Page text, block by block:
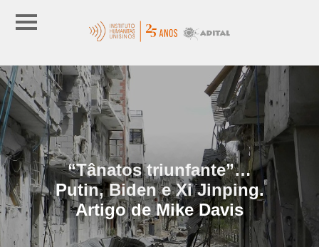
“Tânatos triunfante”…
Putin, Biden e Xi Jinping.
Artigo de Mike Davis